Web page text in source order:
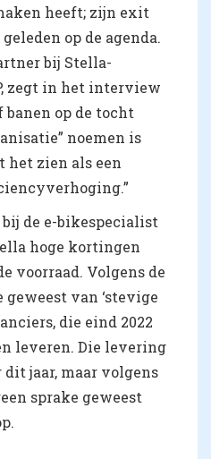
heeft; zijn exit
op de agenda.
bij Stella-
zegt in het interview
banen op de tocht
noemen is
het zien als een
de e-bikespecialist
hoge kortingen
voorraad. Volgens de
van ‘stevige
die eind 2022
leveren. Die levering
jaar, maar volgens
sprake geweest